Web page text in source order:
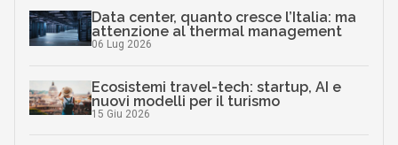
Data center, quanto cresce l’Italia: ma
attenzione al thermal management
06 Lug 2026
Ecosistemi travel-tech: startup, AI e
nuovi modelli per il turismo
15 Giu 2026